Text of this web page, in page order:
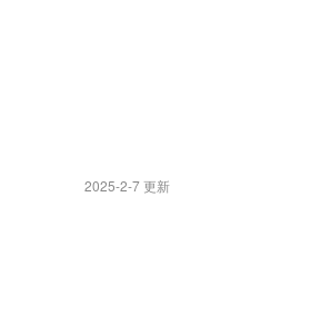
2025-2-7 更新